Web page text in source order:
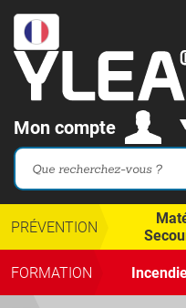
Mon compte
PRÉVENTION
FORMATION